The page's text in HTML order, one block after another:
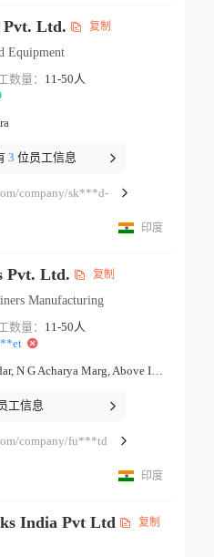
Pvt. Ltd. 复制
Equipment
数量： 11-50人
3 位员工信息
company/sk***d-
印度
Pvt. Ltd. 复制
Manufacturing
数量： 11-50人
71 C, Sundar, N G Acharya Marg, Above Indian Bank Mumbai Maharashtra
工信息
company/fu***td
印度
India Pvt Ltd 复制